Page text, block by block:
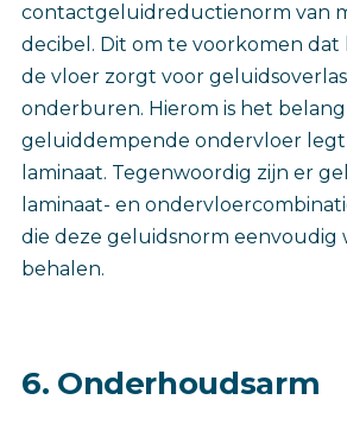
contactgeluidreductienorm van
decibel. Dit om te voorkomen
de vloer zorgt voor
onderburen. Hierom is het
geluiddempende ondervloer
laminaat. Tegenwoordig zijn er
laminaat- en
die deze geluidsnorm eenvoudig
behalen.
6. Onderhoudsarm